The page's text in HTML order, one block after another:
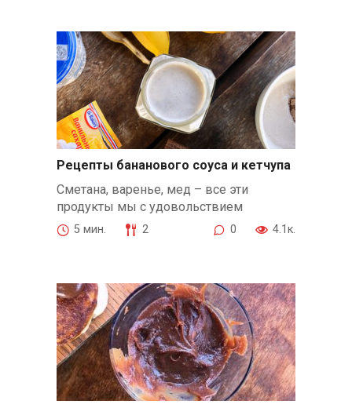
Рецепты бананового соуса и кетчупа
Сметана, варенье, мед – все эти
продукты мы с удовольствием
5 мин. 2 0 4.1к.